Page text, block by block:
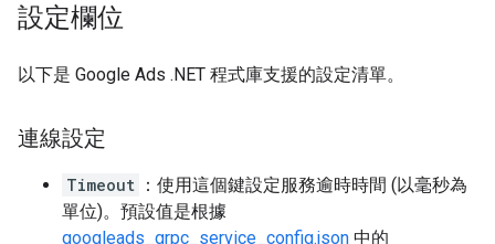
設定欄位
以下是 Google Ads .NET 程式庫支援的設定清單。
連線設定
Timeout ：使用這個鍵設定服務逾時時間 (以毫秒為
單位)。預設值是根據
googleads_grpc_service_config.json 中的